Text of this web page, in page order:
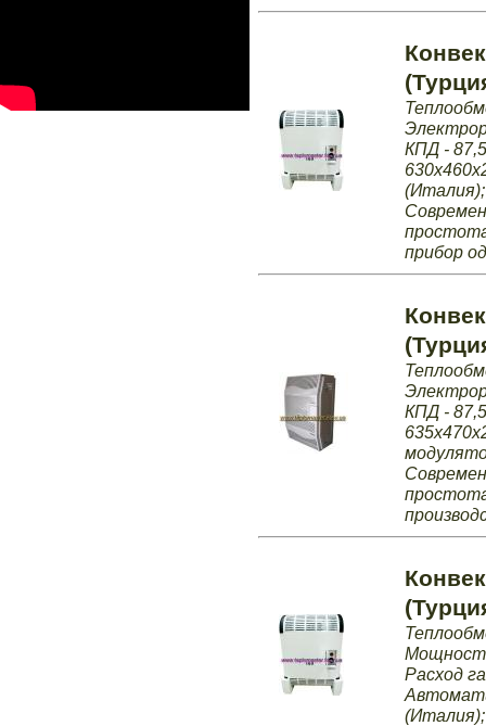
КПД -
(Италия);
прибор
КПД -
Расход
(Италия);